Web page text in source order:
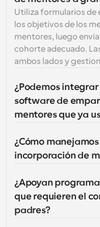
Utiliza formularios de
los objetivos de los
mentores, luego
cohorte adecuado.
ambos lados y
¿Podemos integrar
software de
mentores que ya
¿Cómo
incorporación de
¿Apoyan
que requieren el
padres?